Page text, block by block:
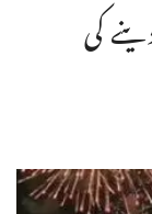
دینے کی